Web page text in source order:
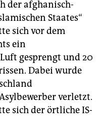
der afghanisch-
Staates“
sich vor dem
ein
gesprengt und 20
Dabei wurde
verletzt.
sich der örtliche IS-